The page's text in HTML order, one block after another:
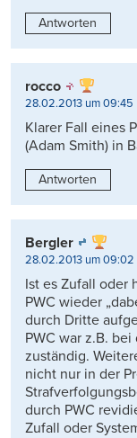
Antworten
rocco
28.02.2013 um 09:45
Klarer Fall eines
(Adam Smith) in
Antworten
Bergler
28.02.2013 um 09:02
Ist es Zufall oder
PWC wieder
durch Dritte
PWC war z.B.
zuständig.
nicht nur in der
durch PWC
Zufall oder